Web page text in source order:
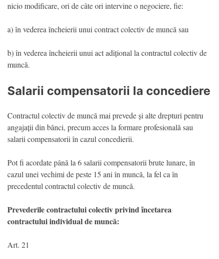
nicio modificare, ori de câte ori intervine o negociere, fie:
a) în vederea încheierii unui contract colectiv de muncă sau
b) în vederea încheierii unui act adițional la contractul colectiv de
muncă.
Salarii compensatorii la concediere
Contractul colectiv de muncă mai prevede și alte drepturi pentru
angajații din bănci, precum acces la formare profesională sau
salarii compensatorii în cazul concedierii.
Pot fi acordate până la 6 salarii compensatorii brute lunare, în
cazul unei vechimi de peste 15 ani în muncă, la fel ca în
precedentul contractul colectiv de muncă.
Prevederile contractului colectiv privind încetarea
contractului individual de muncă:
Art. 21